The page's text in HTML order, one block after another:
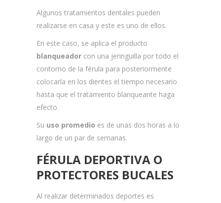
Algunos tratamientos dentales pueden
realizarse en casa y este es uno de ellos.
En este caso, se aplica el producto
blanqueador con una jeringuilla por todo el
contorno de la férula para posteriormente
colocarla en los dientes el tiempo necesario
hasta que el tratamiento blanqueante haga
efecto.
Su uso promedio es de unas dos horas a lo
largo de un par de semanas.
FÉRULA DEPORTIVA O
PROTECTORES BUCALES
Al realizar determinados deportes es